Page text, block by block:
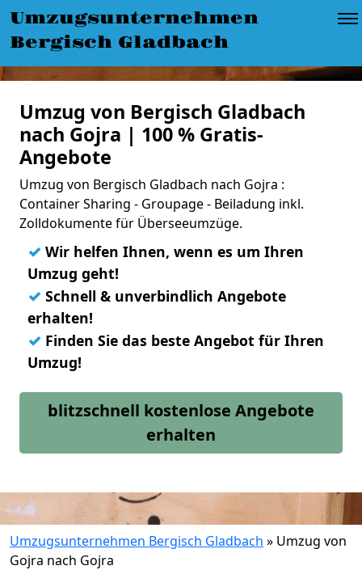
Umzugsunternehmen
Bergisch Gladbach
Umzug von Bergisch Gladbach
nach Gojra | 100 % Gratis-
Angebote
Umzug von Bergisch Gladbach nach Gojra :
Container Sharing - Groupage - Beiladung inkl.
Zolldokumente für Überseeumzüge.
✓ Wir helfen Ihnen, wenn es um Ihren
Umzug geht!
✓ Schnell & unverbindlich Angebote
erhalten!
✓ Finden Sie das beste Angebot für Ihren
Umzug!
blitzschnell kostenlose Angebote
erhalten
Umzugsunternehmen Bergisch Gladbach » Umzug von
Gojra nach Gojra